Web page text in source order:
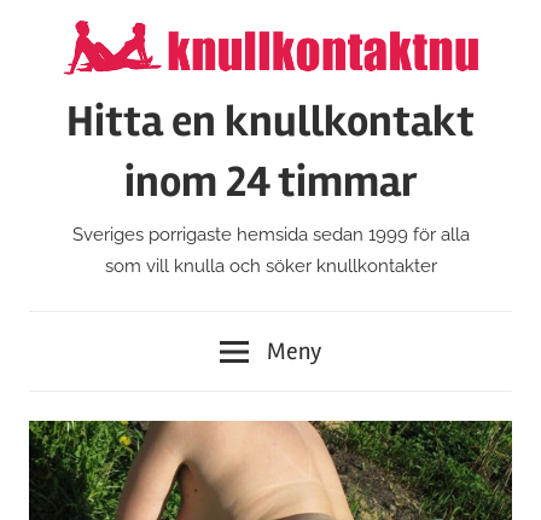
innehåll
Hitta en knullkontakt
inom 24 timmar
Sveriges porrigaste hemsida sedan 1999 för alla
som vill knulla och söker knullkontakter
Meny